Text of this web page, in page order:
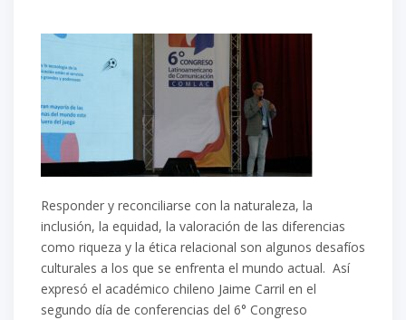
Responder y reconciliarse con la naturaleza, la
inclusión, la equidad, la valoración de las diferencias
como riqueza y la ética relacional son algunos desafíos
culturales a los que se enfrenta el mundo actual. Así
expresó el académico chileno Jaime Carril en el
segundo día de conferencias del 6° Congreso